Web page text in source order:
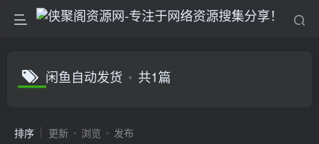
闲鱼自动发货 共1篇
排序 更新 浏览 发布